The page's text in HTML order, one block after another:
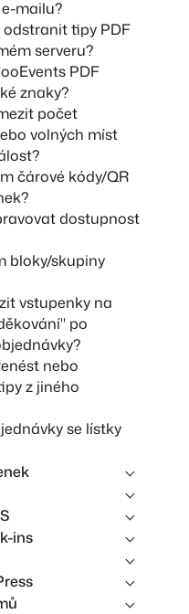
mailu?
odstranit tipy PDF
serveru?
PDF
znaky?
počet
volných míst
čárové kódy/QR
dostupnost
bloky/skupiny
vstupenky na
po
nebo
z jiného
se lístky
ins